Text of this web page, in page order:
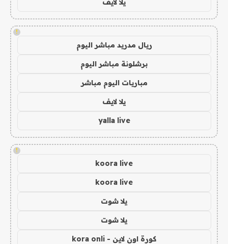
!
ريال مدريد مباشر اليوم
برشلونة مباشر اليوم
مباريات اليوم مباشر
يلا لايف
yalla live
!
koora live
koora live
يلا شوت
يلا شوت
كورة اون لاين - kora onli